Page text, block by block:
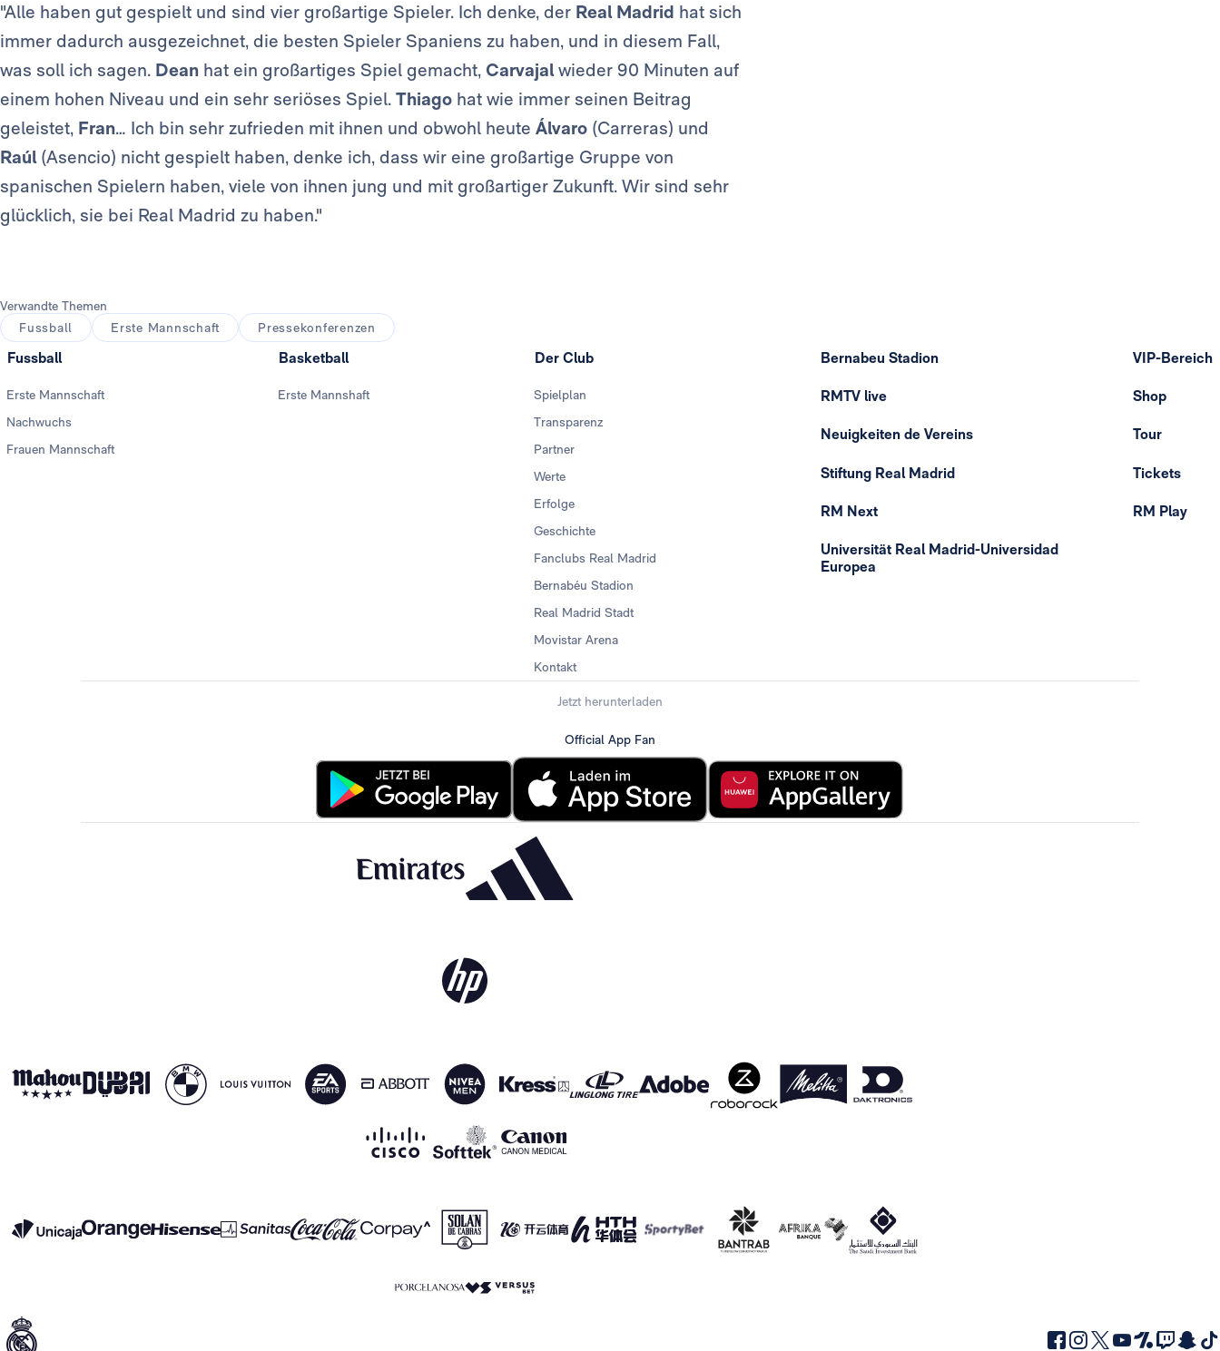
"Alle haben gut gespielt und sind vier großartige Spieler. Ich denke, der Real Madrid hat sich
immer dadurch ausgezeichnet, die besten Spieler Spaniens zu haben, und in diesem Fall,
was soll ich sagen. Dean hat ein großartiges Spiel gemacht, Carvajalwieder 90 Minuten auf
einem hohen Niveau und ein sehr seriöses Spiel. Thiago hat wie immer seinen Beitrag
geleistet, Fran… Ich bin sehr zufrieden mit ihnen und obwohl heute Álvaro (Carreras) und
Raúl(Asencio) nicht gespielt haben, denke ich, dass wir eine großartige Gruppe von
spanischen Spielern haben, viele von ihnen jung und mit großartiger Zukunft. Wir sind sehr
glücklich, sie bei Real Madrid zu haben."
Verwandte Themen
Fussball
Erste Mannschaft Pressekonferenzen
Fussball
Erste Mannschaft
Nachwuchs
Frauen Mannschaft
Basketball
Erste Mannshaft
Der Club
Spielplan
Transparenz
Partner
Werte
Erfolge
Geschichte
Fanclubs Real Madrid
Bernabéu Stadion
Real Madrid Stadt
Movistar Arena
Kontakt
Bernabeu Stadion
RMTV live
Neuigkeiten de Vereins
Stiftung Real Madrid
RM Next
Universität Real Madrid-Universidad
Europea
VIP-Bereich
Shop
Tour
Tickets
RM Play
Jetzt herunterladen
Official App Fan